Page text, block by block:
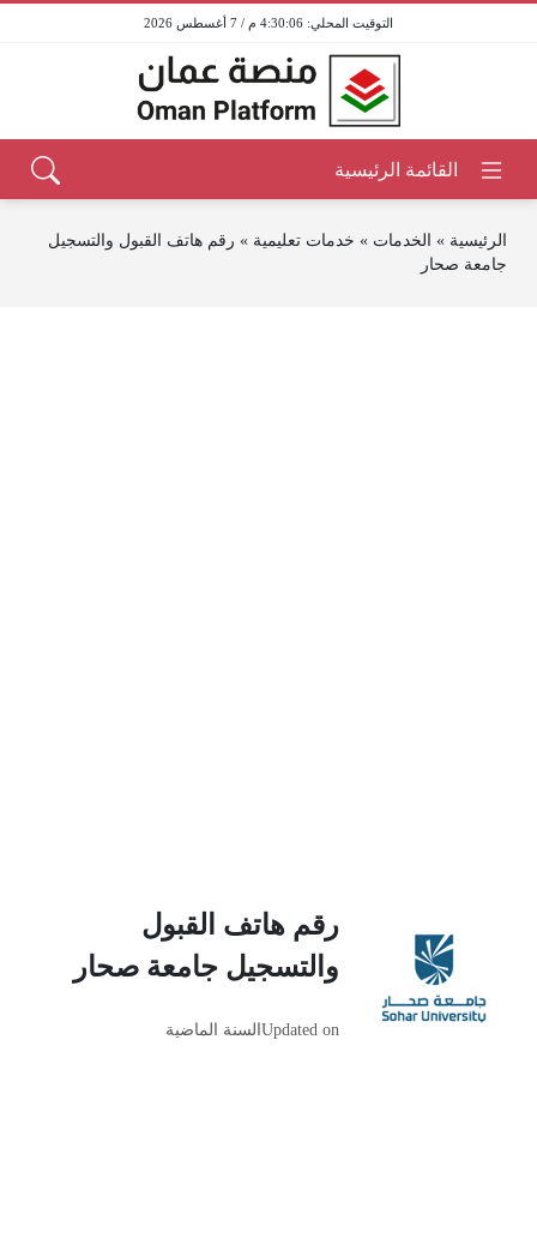
4:30:07 م / 7 أغسطس 2026
الرئيسية » الخدمات » خدمات تعليمية » رقم هاتف القبول والتسجيل
جامعة صحار
رقم هاتف القبول
والتسجيل جامعة صحار
Updated on السنة الماضية